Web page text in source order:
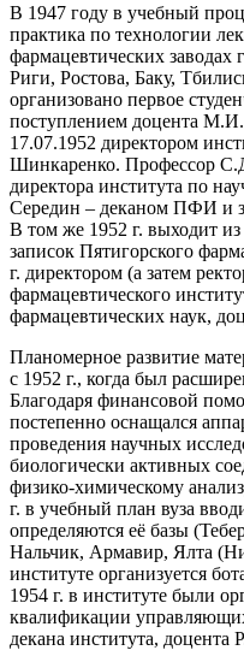
В 1947 году в учебный
практика по технологии
фармацевтических
Риги, Ростова, Баку,
организовано первое
поступлением доцента М.И.
17.07.1952 директором
Шинкаренко. Профессор
директора института по
Середин – деканом ПФИ и
В том же 1952 г. выходит
записок Пятигорского
г. директором (а затем
фармацевтического
фармацевтических наук,
Планомерное развитие
с 1952 г., когда был
Благодаря финансовой
постепенно оснащался
проведения научных
биологически активных
физико-химическому
г. в учебный план вуза
определяются её базы
Нальчик, Армавир, Ялта
институте организуется
1954 г. в институте были
квалификации
декана института, доцента